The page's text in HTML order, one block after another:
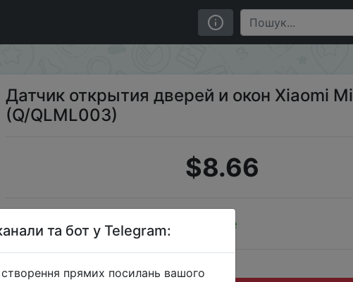
Датчик открытия дверей и окон Xiaomi Mi
(Q/QLML003)
$8.66
Sale
та бот у Telegram:
прямих посилань вашого